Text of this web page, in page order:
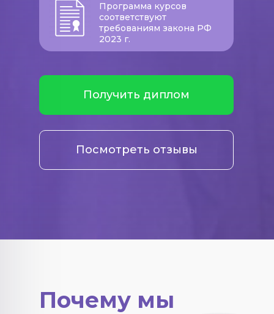
Получить диплом
Программа курсов
соответствуют
требованиям закона РФ
2023 г.
Посмотреть отзывы
Почему мы